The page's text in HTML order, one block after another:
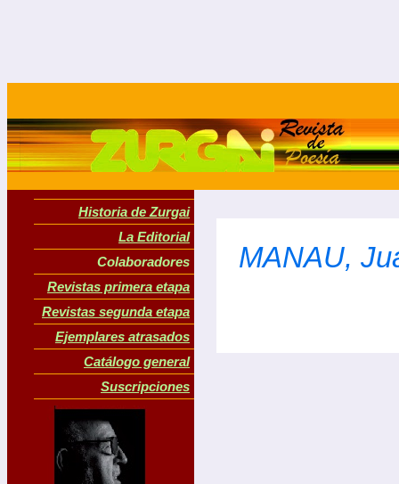
Historia de Zurgai
La Editorial
Colaboradores
Revistas primera etapa
Revistas segunda etapa
Ejemplares atrasados
Catálogo general
Suscripciones
MANAU,